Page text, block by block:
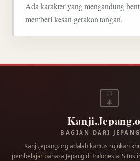
Ada karakter yang mengandung
memberi kesan gerakan tangan.
日
本
BAGIAN DARI
Kanji.Jepang.org adalah kamus rujukan
pembelajar bahasa Jepang di Indonesia. Situs